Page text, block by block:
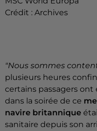
Crédit : Archives
"Nous sommes
plusieurs heures
certains passagers
dans la soirée de ce
navire britannique
sanitaire depuis son